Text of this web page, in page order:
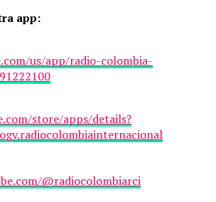
app:
us/app/radio-colombia-
store/apps/details?
@radiocolombiarci